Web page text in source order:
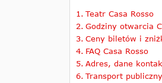
Teatr Casa Rosso
Godziny otwarcia
Ceny biletów i
FAQ Casa Rosso
Adres, dane
Transport